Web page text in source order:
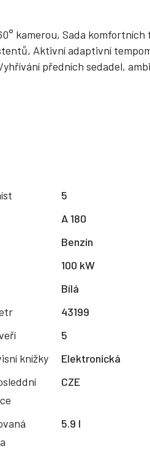
kamerou, Sada komfortních
Aktivní adaptivní
předních sedadel,
5
A 180
Benzín
100 kW
Bílá
43199
5
knížky
Elektronická
CZE
5.9 l